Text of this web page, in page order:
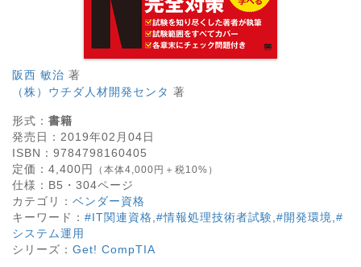
阪西 敏治 著
（株）ウチダ人材開発センタ 著
形式： 書籍
発売日： 2019年02月04日
ISBN： 9784798160405
定価： 4,400円 （本体4,000円＋税10%）
仕様： B5・ 304ページ
カテゴリ： ベンダー資格
キーワード： #IT関連資格 #情報処理技術者試験 #開発環境 #
システム運用
シリーズ： Get! CompTIA